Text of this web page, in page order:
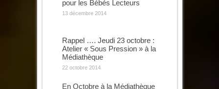
pour les Bébés Lecteurs
13 décembre 2014
Rappel …. Jeudi 23 octobre :
Atelier « Sous Pression » à la
Médiathèque
22 octobre 2014
En Octobre à la Médiathèque